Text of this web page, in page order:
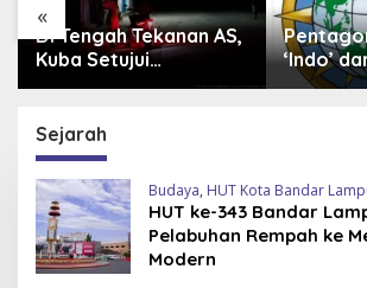
«
Pentagon Hapus Kata
‘Indo’ dari Komando
Indo-Pasifik,
Iran Beli
Mi-17
Perkuat
Sejarah
Budaya, HUT Kota Bandar
HUT ke-343 Bandar
Pelabuhan Rempah ke
Modern